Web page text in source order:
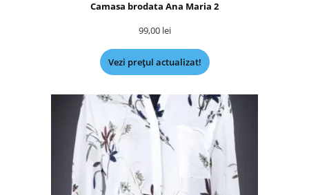
Camasa brodata Ana Maria 2
99,00 lei
Vezi prețul actualizat!